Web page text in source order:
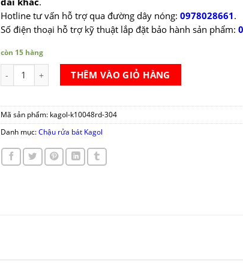
Hotline tư vấn hỗ trợ qua đường dây nóng: 0978028661.
Số điện thoại hỗ trợ kỹ thuật lắp đặt bảo hành sản phẩm:
còn 15 hàng
Chậu rửa bát Kagol K10048RD-304 số lượng
THÊM VÀO GIỎ HÀNG
Mã sản phẩm: kagol-k10048rd-304
Danh mục: Chậu rửa bát Kagol